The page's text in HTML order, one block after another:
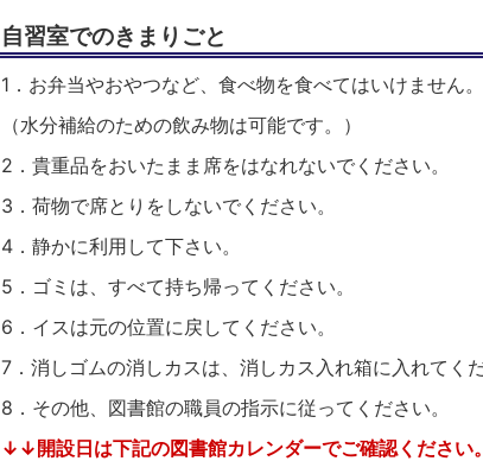
自習室でのきまりごと
1．お弁当やおやつなど、食べ物を食べてはいけません。
（水分補給のための飲み物は可能です。）
2．貴重品をおいたまま席をはなれないでください。
3．荷物で席とりをしないでください。
4．静かに利用して下さい。
5．ゴミは、すべて持ち帰ってください。
6．イスは元の位置に戻してください。
7．消しゴムの消しカスは、消しカス入れ箱に入れてくだ
8．その他、図書館の職員の指示に従ってください。
↓↓開設日は下記の図書館カレンダーでご確認くださ